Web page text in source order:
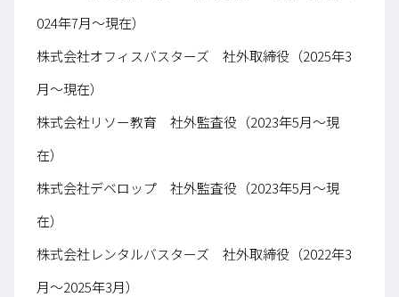
024年7月〜現在）
株式会社オフィスバスターズ 社外取締役（2025年3
月〜現在）
株式会社リソー教育 社外監査役（2023年5月～現
在）
株式会社デベロップ 社外監査役（2023年5月～現
在）
株式会社レンタルバスターズ 社外取締役（2022年3
月～2025年3月）